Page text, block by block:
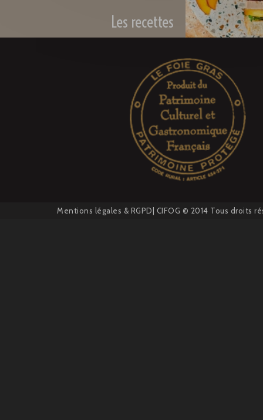
Les recettes
Mentions légales & RGPD| CIFOG © 2014 Tous droits